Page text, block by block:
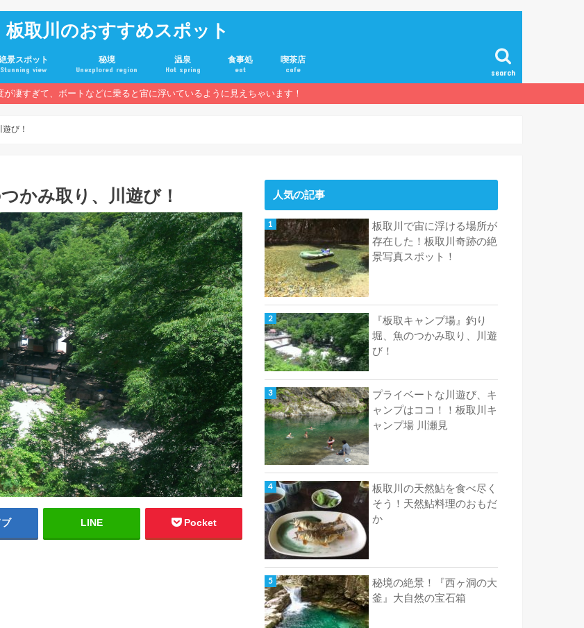
板取川のおすすめスポット
search
景スポット
Stunning view
秘境
Unexplored region
温泉
Hot spring
食事処
eat
喫茶店
cafe
が凄すぎて、ボートなどに乗ると宙に浮いているように見えちゃいます！
び！
かみ取り、川遊び！
LINE Pocket
人気の記事
板取川で宙に浮ける場所が
存在した！板取川奇跡の絶
景写真スポット！
『板取キャンプ場』釣り
堀、魚のつかみ取り、川遊
び！
プライベートな川遊び、キ
ャンプはココ！！板取川キ
ャンプ場 川瀬見
板取川の天然鮎を食べ尽く
そう！天然鮎料理のおもだ
か
秘境の絶景！『西ヶ洞の大
釜』大自然の宝石箱